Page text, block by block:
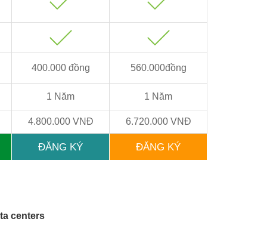
400.000 đồng 560.000đồng
1 Năm 1 Năm
4.800.000 VNĐ 6.720.000 VNĐ
ĐĂNG KÝ ĐĂNG KÝ
centers